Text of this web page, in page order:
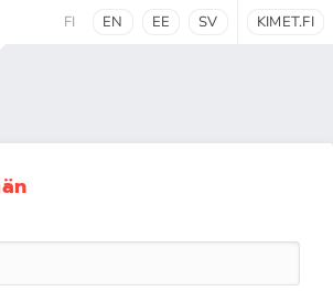
FI EN EE SV KIMET.FI